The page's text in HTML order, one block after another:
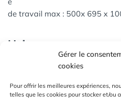
Gérer le
cookies
Pour offrir les meilleures expériences,
telles que les cookies pour stocker et/ou
de travail max : 500x 695 x
Usinage
Type d’usinage : fraisage,
Matériaux usinés : tout type